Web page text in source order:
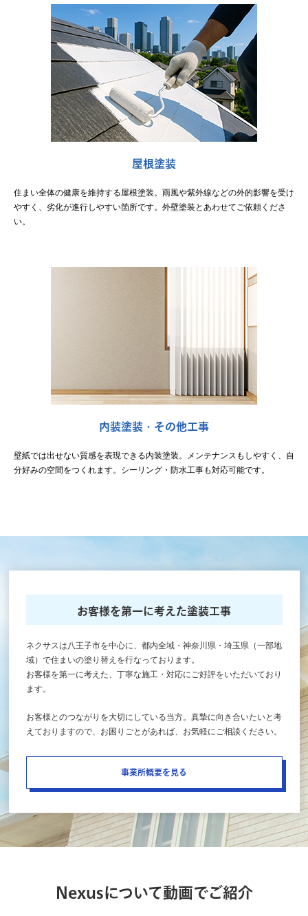
屋根塗装
住まい全体の健康を維持する屋根塗装。雨風や紫外線などの外的影響を受け
やすく、劣化が進行しやすい箇所です。外壁塗装とあわせてご依頼くださ
い。
内装塗装・その他工事
壁紙では出せない質感を表現できる内装塗装。メンテナンスもしやすく、自
分好みの空間をつくれます。シーリング・防水工事も対応可能です。
お客様を第一に考えた塗装工事
ネクサスは八王子市を中心に、都内全域・神奈川県・埼玉県（一部地
域）で住まいの塗り替えを行なっております。
お客様を第一に考えた、丁寧な施工・対応にご好評をいただいており
ます。
お客様とのつながりを大切にしている当方。真摯に向き合いたいと考
えておりますので、お困りごとがあれば、お気軽にご相談ください。
事業所概要を見る
Nexusについて動画でご紹介